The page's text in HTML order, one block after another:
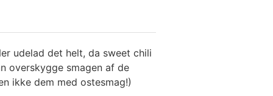
udelad det helt, da sweet chili
overskygge smagen af de
ikke dem med ostesmag!)